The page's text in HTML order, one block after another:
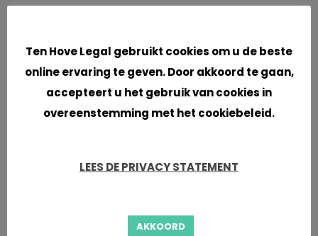
januari 2024
november 2023
Ten Hove Legal gebruikt cookies om u de beste
online ervaring te geven. Door akkoord te gaan,
accepteert u het gebruik van cookies in
overeenstemming met het cookiebeleid.
LEES DE PRIVACY STATEMENT
AKKOORD